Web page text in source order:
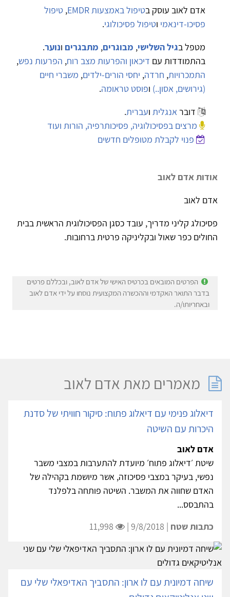
אדם לאוב עוסק בטיפול באמצעות EMDR , טיפול
פסיכו-דינאמי וטיפול פסיכולוגי.
מטפל בגיל השלישי, מבוגרים, מתבגרים ונוער.
בהתמודדות עם דיכאון והפרעות מצב רוח, הפרעות נפש,
התמכרויות, חרדה, יחסי הורים-ילדים, משברי חיים
(גירושים, אסון..) ופוסט טראומה.
דובראנגלית ועברית.
מרצים בפסיכולוגיה, פסיכותרפיה, הורות ועוד
פנוי לקבלת מטופלים חדשים
אודות אדם לאוב
אדם לאוב
פסיכולג קליני מדריך, עובד כסגן הפסיכולוגית הראשית בבית
החולים כפר שאול ובקליניקה פרטית ברחובות.
הפרטים המובאים בכרטיס האישי של אדם לאוב, ובכללם פרטים
בדבר התואר האקדמי וההכשרה המקצועית נוסחו על ידי אדם לאוב
ובאחריותו/ה.
מאמרים מאת אדם לאוב
דיאלוג פנימי עם דיאלוג פתוח: סיקור חוויתי של סדנת
היכרות עם השיטה
אדם לאוב
שיטת ׳דיאלוג פתוח׳ מיועדת להתערבות במצבי משבר
נפשי, בעיקר במצבי פסיכוזה, אשר מיושמת בקהילה של
האדם שחווה את המשבר. השיטה פותחה בלפלנד
בהתבסס...
כתבות שטח | 9/8/2018 |
שיחה דמיונית עם לו ארון: התסביך האדיפאלי שלי עם